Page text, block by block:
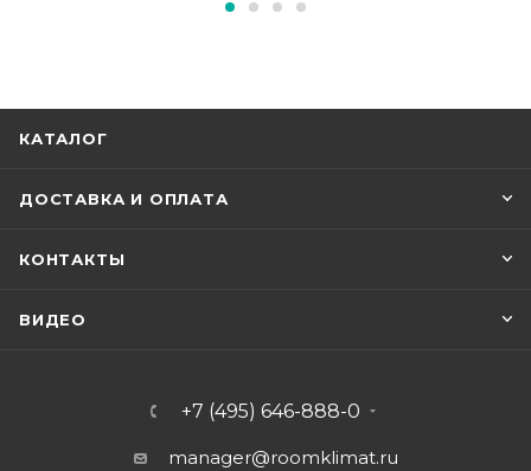
КАТАЛОГ
ДОСТАВКА И ОПЛАТА
КОНТАКТЫ
ВИДЕО
+7 (495) 646-888-0
manager@roomklimat.ru